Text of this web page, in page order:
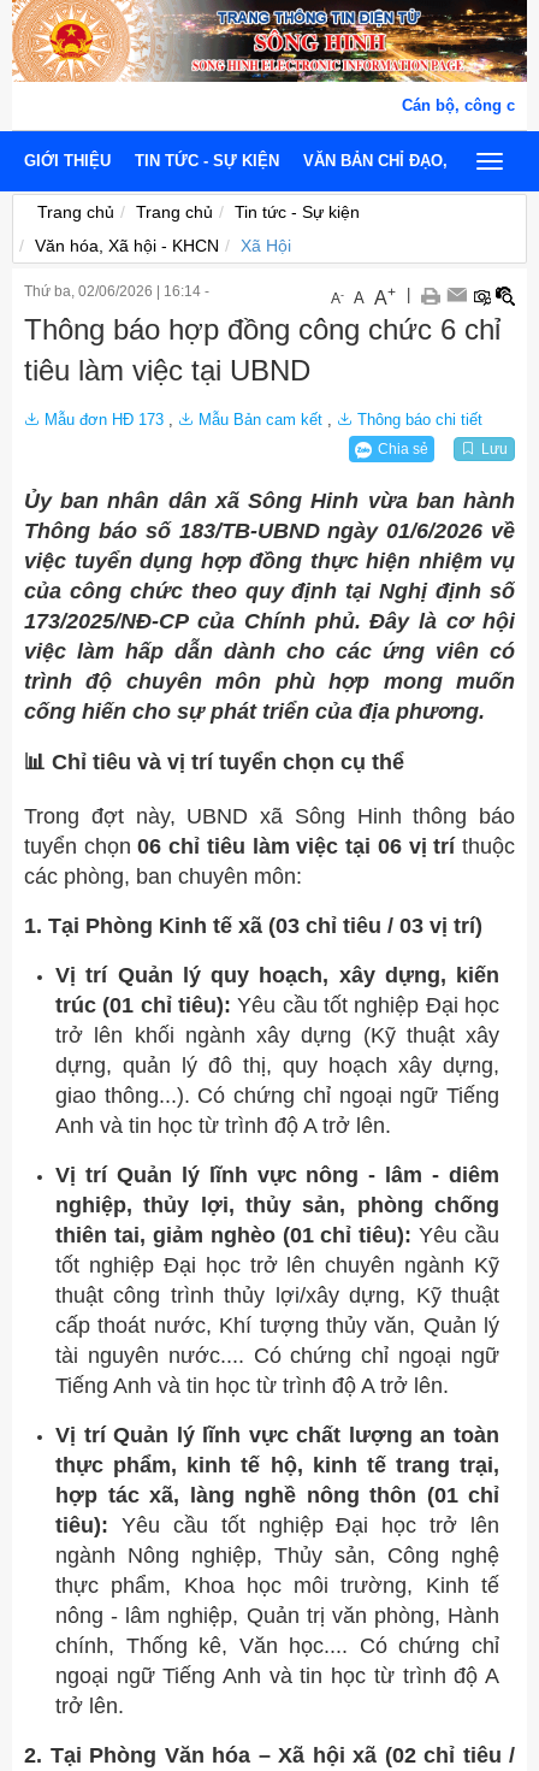
Cán bộ, công chức, viên
GIỚI THIỆU TIN TỨC - SỰ KIỆN VĂN BẢN CHỈ ĐẠO, ĐIỀU HÀNH
Toggle
Trang chủ Trang chủ
Tin tức - Sự kiện
Văn hóa, Xã hội - KHCN
Xã Hội
Thứ ba, 02/06/2026 16:14 - A- A A+
Thông báo hợp đồng công chức 6 chỉ
tiêu làm việc tại UBND
Mẫu đơn HĐ 173 , Mẫu Bản cam kết , Thông báo chi tiết
Chia sẻ Lưu
Ủy ban nhân dân xã Sông Hinh vừa ban hành
Thông báo số 183/TB-UBND ngày 01/6/2026 về
việc tuyển dụng hợp đồng thực hiện nhiệm vụ
của công chức theo quy định tại Nghị định số
173/2025/NĐ-CP của Chính phủ. Đây là cơ hội
việc làm hấp dẫn dành cho các ứng viên có
trình độ chuyên môn phù hợp mong muốn
cống hiến cho sự phát triển của địa phương.
📊 Chỉ tiêu và vị trí tuyển chọn cụ thể
Trong đợt này, UBND xã Sông Hinh thông báo
tuyển chọn06 chỉ tiêu làm việc tại 06 vị trí thuộc
các phòng, ban chuyên môn:
1. Tại Phòng Kinh tế xã (03 chỉ tiêu / 03 vị trí)
Vị trí Quản lý quy hoạch, xây dựng, kiến
trúc (01 chỉ tiêu): Yêu cầu tốt nghiệp Đại học
trở lên khối ngành xây dựng (Kỹ thuật xây
dựng, quản lý đô thị, quy hoạch xây dựng,
giao thông...). Có chứng chỉ ngoại ngữ Tiếng
Anh và tin học từ trình độ A trở lên.
Vị trí Quản lý lĩnh vực nông - lâm - diêm
nghiệp, thủy lợi, thủy sản, phòng chống
thiên tai, giảm nghèo (01 chỉ tiêu): Yêu cầu
tốt nghiệp Đại học trở lên chuyên ngành Kỹ
thuật công trình thủy lợi/xây dựng, Kỹ thuật
cấp thoát nước, Khí tượng thủy văn, Quản lý
tài nguyên nước.... Có chứng chỉ ngoại ngữ
Tiếng Anh và tin học từ trình độ A trở lên.
Vị trí Quản lý lĩnh vực chất lượng an toàn
thực phẩm, kinh tế hộ, kinh tế trang trại,
hợp tác xã, làng nghề nông thôn (01 chỉ
tiêu): Yêu cầu tốt nghiệp Đại học trở lên
ngành Nông nghiệp, Thủy sản, Công nghệ
thực phẩm, Khoa học môi trường, Kinh tế
nông - lâm nghiệp, Quản trị văn phòng, Hành
chính, Thống kê, Văn học.... Có chứng chỉ
ngoại ngữ Tiếng Anh và tin học từ trình độ A
trở lên.
2. Tại Phòng Văn hóa – Xã hội xã (02 chỉ tiêu /